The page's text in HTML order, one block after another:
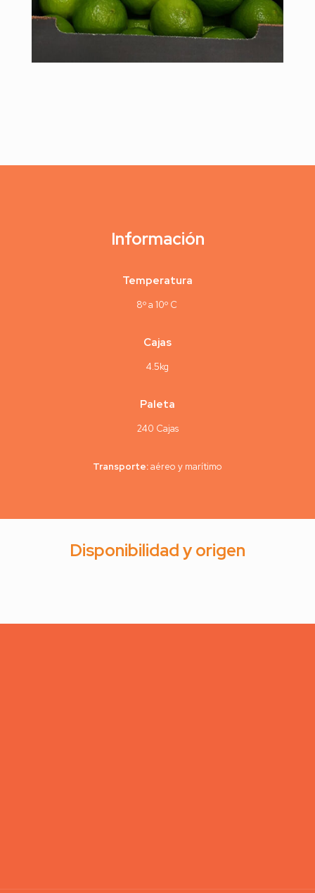
Información
Temperatura
8º a 10º C
Cajas
4.5kg
Paleta
240 Cajas
Transporte:aéreo y marítimo
Disponibilidad y origen